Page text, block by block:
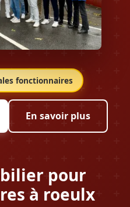
fonctionnaires
pour
à roeulx
En savoir plus